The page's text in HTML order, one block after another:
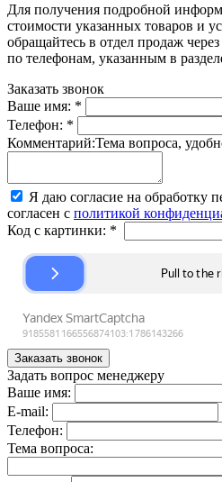
Для получения подробной
стоимости указанных товаров и
обращайтесь в отдел продаж через
по телефонам, указанным в
Заказать звонок
Ваше имя: *
Телефон: *
Комментарий:Тема вопроса,
Я даю согласие на обработку
согласен с политикой
Код с картинки: *
Задать вопрос менеджеру
Ваше имя:
E-mail:
Телефон:
Тема вопроса: